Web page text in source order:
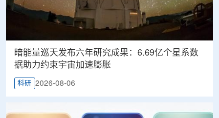
暗能量巡天发布六年研究成果：6.69亿个星系数
据助力约束宇宙加速膨胀
科研 2026-08-06